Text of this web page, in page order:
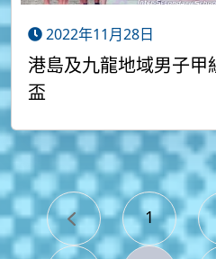
2022年11月28日
港島及九龍地域男子
盃
1